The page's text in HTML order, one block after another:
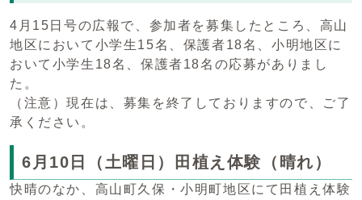
4月15日号の広報で、参加者を募集したところ、高山
地区において小学生15名、保護者18名、小明地区に
おいて小学生18名、保護者18名の応募がありまし
た。
（注意）現在は、募集を終了しておりますので、ご了
承ください。
6月10日（土曜日）田植え体験（晴れ）
快晴のなか、高山町久保・小明町地区にて田植え体験